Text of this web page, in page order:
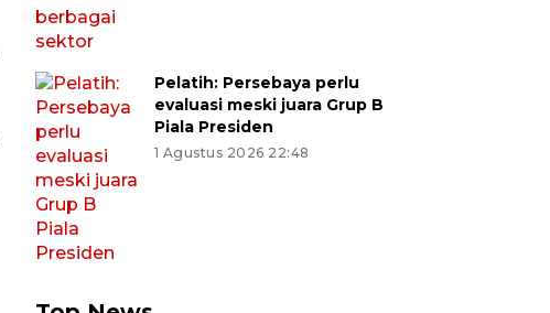
Pelatih: Persebaya perlu
evaluasi meski juara Grup B
Piala Presiden
1 Agustus 2026 22:48